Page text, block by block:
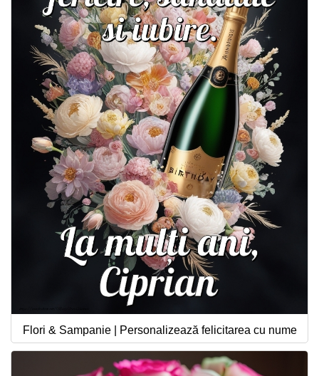
Flori & Sampanie | Personalizează felicitarea cu nume